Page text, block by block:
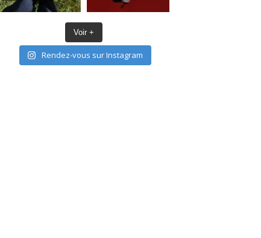
Voir +
Rendez-vous sur Instagram